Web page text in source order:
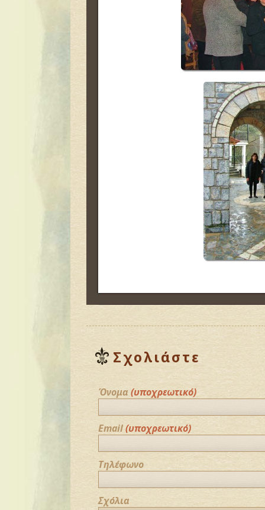
Σχολιάστε
Όνομα (υποχρεωτικό)
Email(υποχρεωτικό)
Τηλέφωνο
Σχόλια